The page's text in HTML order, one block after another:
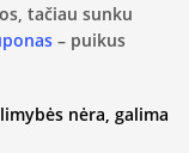
tačiau sunku
– puikus
nėra, galima